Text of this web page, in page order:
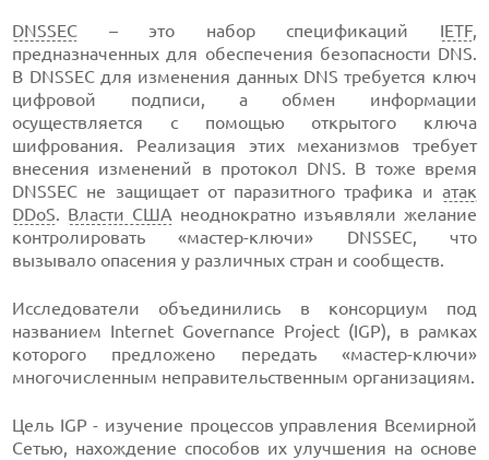
DNSSEC – это набор спецификаций IETF,
предназначенных для обеспечения безопасности DNS.
В DNSSEC для изменения данных DNS требуется ключ
цифровой подписи, а обмен информации
осуществляется с помощью открытого ключа
шифрования. Реализация этих механизмов требует
внесения изменений в протокол DNS. В тоже время
DNSSEC не защищает от паразитного трафика и атак
DDoS. Власти США неоднократно изъявляли желание
контролировать «мастер-ключи» DNSSEC, что
вызывало опасения у различных стран и сообществ.
Исследователи объединились в консорциум под
названием Internet Governance Project (IGP), в рамках
которого предложено передать «мастер-ключи»
многочисленным неправительственным организациям.
Цель IGP - изучение процессов управления Всемирной
Сетью, нахождение способов их улучшения на основе